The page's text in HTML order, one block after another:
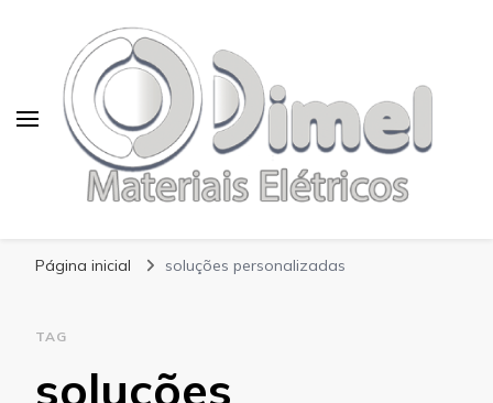
Página inicial soluções personalizadas
TAG
soluções